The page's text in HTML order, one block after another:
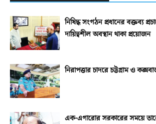
নিষিদ্ধ সংগঠন প্রধানের বক্তব্য
দায়িত্বশীল অবস্থান থাকা প্রয়োজন
নিরাপত্তার চাদরে চট্টগ্রাম ও
এক-এগারোর সরকারের সময়ে